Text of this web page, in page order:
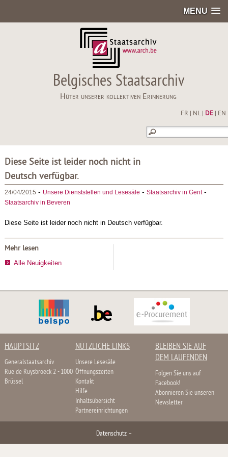
MENU
Belgisches Staatsarchiv
Hüter unserer kollektiven Erinnerung
FR NL| DE| EN
Diese Seite ist leider noch nicht in
Deutsch verfügbar.
24/04/2015 - Unsere Dienststellen und Lesesäle - Staatsarchiv in Gent-
Staatsarchiv in Beveren
Diese Seite ist leider noch nicht in Deutsch verfügbar.
Mehr lesen
Alle Neuigkeiten
HAUPTSITZ
Generalstaatsarchiv
Rue de Ruysbroeck 2 - 1000
Brüssel
NÜTZLICHE LINKS
Unsere Lesesäle
Öffnungszeiten
Kontakt
Hilfe
Inhaltsübersicht
Partnereinrichtungen
BLEIBEN SIE AUF
DEM LAUFENDEN
Folgen Sie uns auf
Facebook!
Abonnieren Sie unseren
Newsletter
Datenschutz –